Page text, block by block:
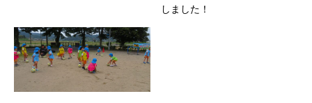
しました！